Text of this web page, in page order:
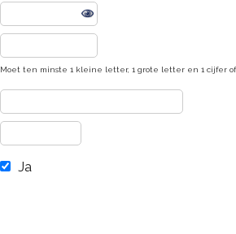
Moet ten minste 1 kleine letter, 1 grote letter en 1 cijfer
Ja